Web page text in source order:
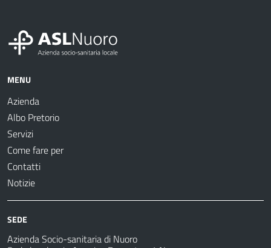
MENU
Azienda
Albo Pretorio
Servizi
Come fare per
Contatti
Notizie
SEDE
Azienda Socio-sanitaria di Nuoro